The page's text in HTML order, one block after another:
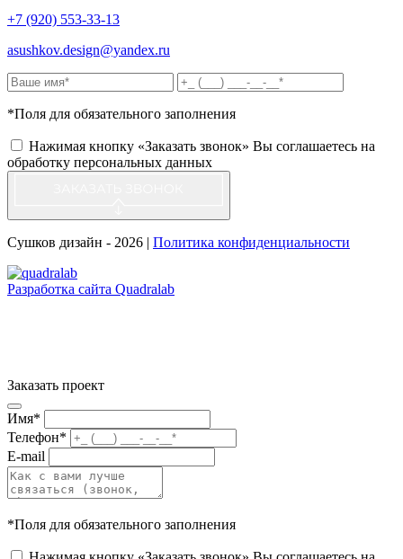
+7 (920) 553-33-13
asushkov.design@yandex.ru
*Поля для обязательного заполнения
Нажимая кнопку «Заказать звонок» Вы соглашаетесь на
обработку персональных данных
Сушков дизайн - 2026 | Политика конфиденциальности
Разработка сайта Quadralab
Заказать проект
Имя*
Телефон*
E-mail
*Поля для обязательного заполнения